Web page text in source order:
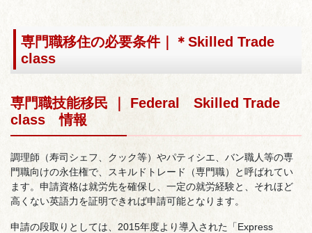
専門職移住の必要条件｜＊Skilled Trade
class
専門職技能移民 ｜ Federal Skilled Trade
class 情報
調理師（寿司シェフ、クック等）やパティシエ、バン職人等の専
門職向けの永住権で、スキルドトレード（専門職）と呼ばれてい
ます。申請資格は就労先を確保し、一定の就労経験と、それほど
高くない英語力を証明できれば申請可能となります。
申請の段取りとしては、2015年度より導入された「Express